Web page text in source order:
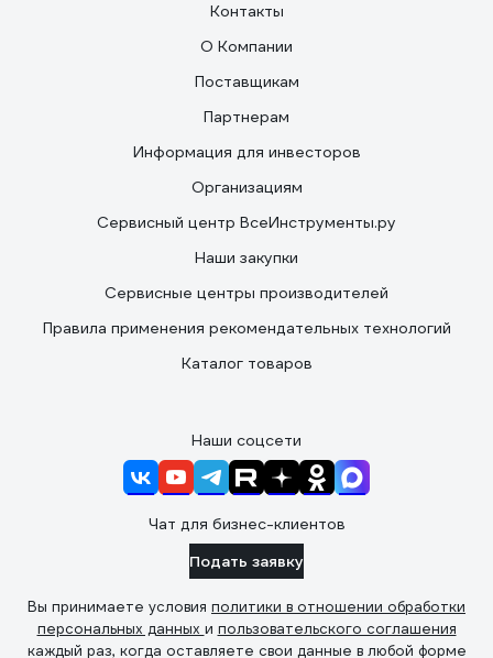
Контакты
О Компании
Поставщикам
Партнерам
Информация для инвесторов
Организациям
Сервисный центр ВсеИнструменты.ру
Наши закупки
Сервисные центры производителей
Правила применения рекомендательных технологий
Каталог товаров
Наши соцсети
Чат для бизнес-клиентов
Подать заявку
Вы принимаете условия политики в отношении обработки
персональных данных и пользовательского соглашения
каждый раз, когда оставляете свои данные в любой форме